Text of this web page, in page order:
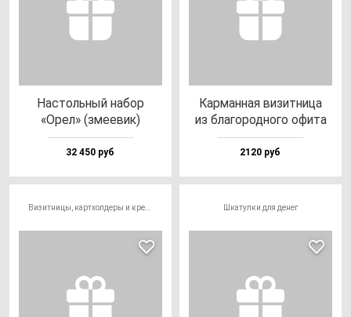
Нас­толь­ный на­бор
«Орел» (зме­евик)
32 450 руб
Кар­ман­ная ви­зит­ни­ца
из бла­го­род­но­го офи­та
2120 руб
Шкатулки для денег